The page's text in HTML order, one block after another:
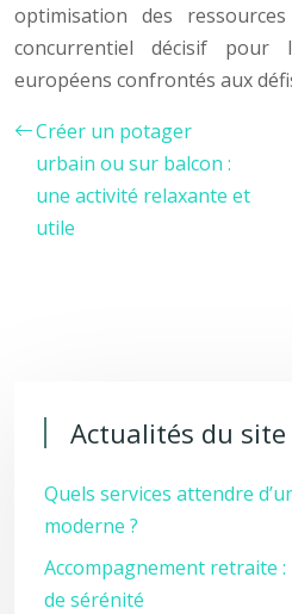
optimisation des
concurrentiel décisif pour
européens confrontés aux
Créer un potager
urbain ou sur balcon :
une activité relaxante et
utile
Actualités du site
Quels services attendre
moderne ?
Accompagnement retraite
de sérénité